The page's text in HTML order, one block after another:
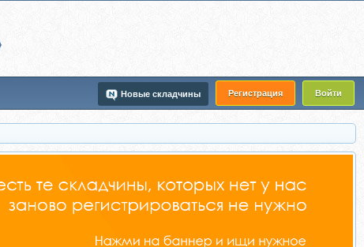
Регистрация Войти
Новые складчины